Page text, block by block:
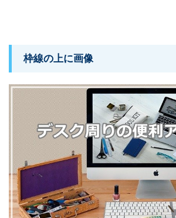
枠線の上に画像